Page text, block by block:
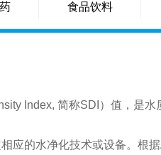
食品饮料
Index, 简称SDI）值，是
应的水净化技术或设备。根